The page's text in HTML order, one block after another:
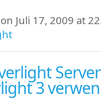
on Juli 17, 2009 at
Server
3